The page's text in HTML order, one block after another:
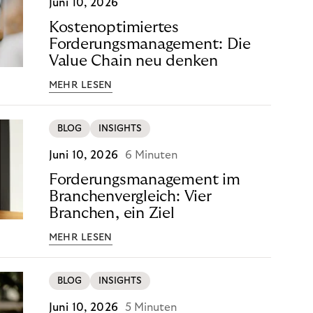
Juni 10, 2026
Kostenoptimiertes
Forderungsmanagement: Die
Value Chain neu denken
MEHR LESEN
BLOG INSIGHTS
Juni 10, 2026 6 Minuten
Forderungsmanagement im
Branchenvergleich: Vier
Branchen, ein Ziel
MEHR LESEN
BLOG INSIGHTS
Juni 10, 2026 5 Minuten